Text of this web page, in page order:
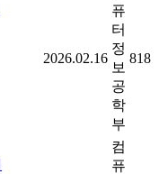
2026.02.16
퓨
터
정
보
공
학
부
818
컴
퓨